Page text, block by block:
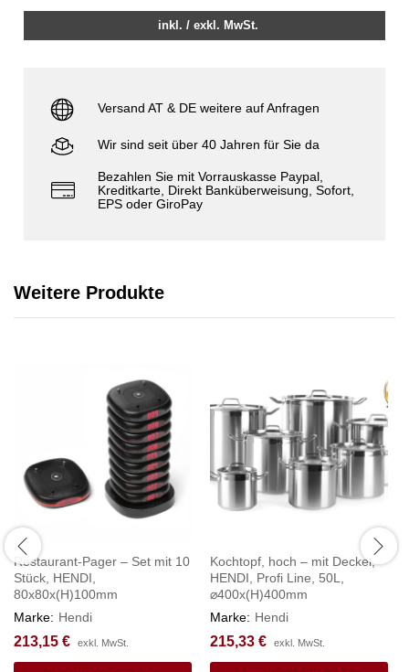
inkl. / exkl. MwSt.
Versand AT & DE weitere auf Anfragen
Wir sind seit über 40 Jahren für Sie da
Bezahlen Sie mit Vorrauskasse Paypal,
Kreditkarte, Direkt Banküberweisung, Sofort,
EPS oder GiroPay
Weitere Produkte
Restaurant-Pager – Set mit 10
Stück, HENDI,
80x80x(H)100mm
Marke: Hendi
213,15 € exkl. MwSt.
Kochtopf, hoch – mit Deckel,
HENDI, Profi Line, 50L,
⌀400x(H)400mm
Marke: Hendi
215,33 € exkl. MwSt.